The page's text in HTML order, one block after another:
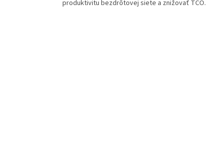
produktivitu bezdrôtovej siete a znižovať TCO.